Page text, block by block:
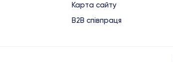
Карта сайту
B2B співпраця